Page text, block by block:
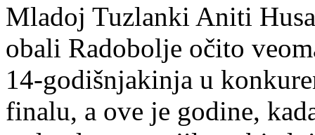
Mladoj Tuzlanki Aniti
obali Radobolje očito
14-godišnjakinja u
finalu, a ove je godine,